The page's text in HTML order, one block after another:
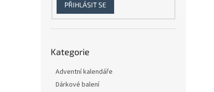
PŘIHLÁSIT SE
kategorie
Kategorie
Adventní kalendáře
Dárkové balení